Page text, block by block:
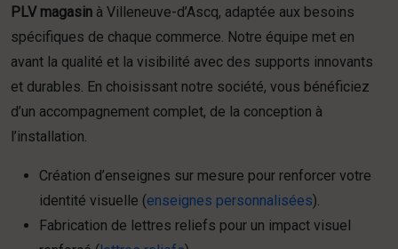
PLV magasin à Villeneuve-d’Ascq, adaptée aux besoins
spécifiques de chaque commerce. Notre équipe met en
avant la qualité et la visibilité avec des supports innovants
et durables. En choisissant notre société, vous bénéficiez
d’un accompagnement complet, de la conception à
l’installation.
Création d’enseignes sur mesure pour renforcer votre
identité visuelle (enseignes personnalisées).
Fabrication de lettres reliefs pour un impact visuel